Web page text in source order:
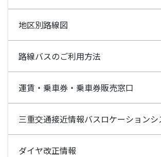
地区別路線図
路線バスのご利用方法
運賃・乗車券・乗車券販売窓口
三重交通接近情報バスロケーションシ
ダイヤ改正情報